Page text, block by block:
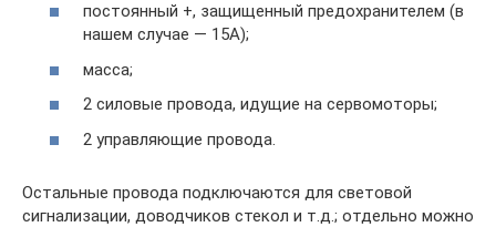
постоянный +, защищенный предохранителем (в
нашем случае — 15А);
масса;
2 силовые провода, идущие на сервомоторы;
2 управляющие провода.
Остальные провода подключаются для световой
сигнализации, доводчиков стекол и т.д.; отдельно можно